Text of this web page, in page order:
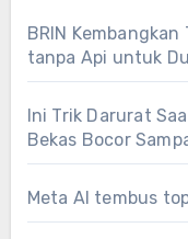
BRIN
tanpa Api untuk
Ini Trik Darurat
Bekas Bocor
Meta AI tembus